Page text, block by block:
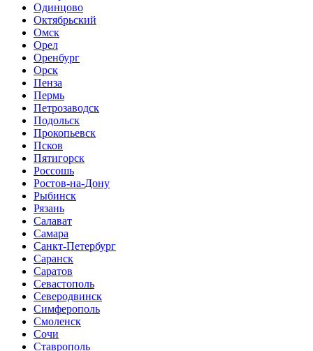
Одинцово
Октябрьский
Омск
Орел
Оренбург
Орск
Пенза
Пермь
Петрозаводск
Подольск
Прокопьевск
Псков
Пятигорск
Россошь
Ростов-на-Дону
Рыбинск
Рязань
Салават
Самара
Санкт-Петербург
Саранск
Саратов
Севастополь
Северодвинск
Симферополь
Смоленск
Сочи
Ставрополь